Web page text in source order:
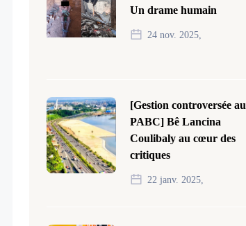
Un drame humain
24 nov. 2025,
[Gestion controversée au
PABC] Bê Lancina
Coulibaly au cœur des
critiques
22 janv. 2025,